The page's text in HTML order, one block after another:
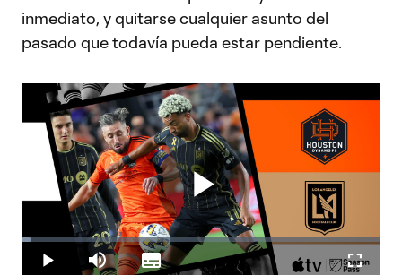
inmediato, y quitarse cualquier asunto del
pasado que todavía pueda estar pendiente.
Play
Play Mute
Loaded:
2.38%
Subtitles